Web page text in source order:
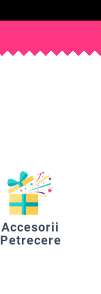
Accesorii
Petrecere